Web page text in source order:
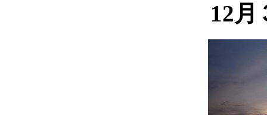
12月